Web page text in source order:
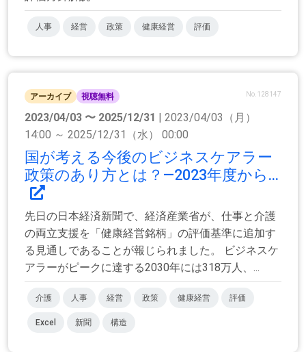
人事 経営 政策 健康経営 評価
アーカイブ 視聴無料 No.128147
2023/04/03 〜 2025/12/31 | 2023/04/03（月）
14:00 ～ 2025/12/31（水） 00:00
国が考える今後のビジネスケアラー
政策のあり方とは？―2023年度から...
先日の日本経済新聞で、経済産業省が、仕事と介護
の両立支援を「健康経営銘柄」の評価基準に追加す
る見通しであることが報じられました。 ビジネスケ
アラーがピークに達する2030年には318万人、...
介護 人事 経営 政策 健康経営 評価
Excel 新聞 構造